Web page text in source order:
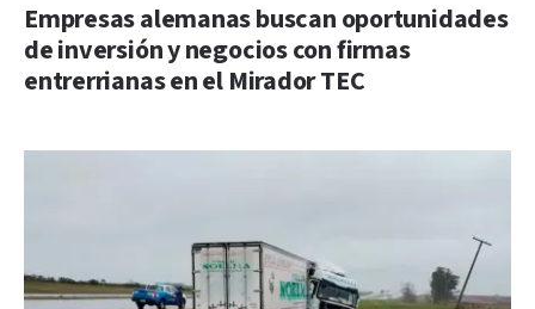
Empresas alemanas buscan oportunidades
de inversión y negocios con firmas
entrerrianas en el Mirador TEC